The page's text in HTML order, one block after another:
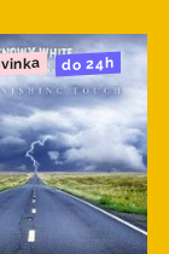
do 24h